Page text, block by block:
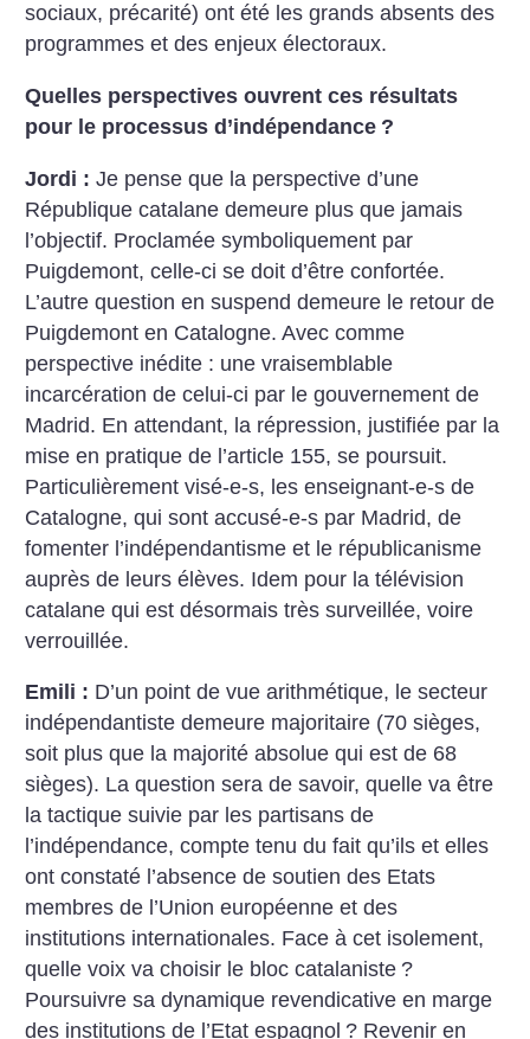
sociaux, précarité) ont été les grands absents des
programmes et des enjeux électoraux.
Quelles perspectives ouvrent ces résultats
pour le processus d’indépendance ?
Jordi : Je pense que la perspective d’une
République catalane demeure plus que jamais
l’objectif. Proclamée symboliquement par
Puigdemont, celle-ci se doit d’être confortée.
L’autre question en suspend demeure le retour de
Puigdemont en Catalogne. Avec comme
perspective inédite : une vraisemblable
incarcération de celui-ci par le gouvernement de
Madrid. En attendant, la répression, justifiée par la
mise en pratique de l’article 155, se poursuit.
Particulièrement visé-e-s, les enseignant-e-s de
Catalogne, qui sont accusé-e-s par Madrid, de
fomenter l’indépendantisme et le républicanisme
auprès de leurs élèves. Idem pour la télévision
catalane qui est désormais très surveillée, voire
verrouillée.
Emili : D’un point de vue arithmétique, le secteur
indépendantiste demeure majoritaire (70 sièges,
soit plus que la majorité absolue qui est de 68
sièges). La question sera de savoir, quelle va être
la tactique suivie par les partisans de
l’indépendance, compte tenu du fait qu’ils et elles
ont constaté l’absence de soutien des Etats
membres de l’Union européenne et des
institutions internationales. Face à cet isolement,
quelle voix va choisir le bloc catalaniste ?
Poursuivre sa dynamique revendicative en marge
des institutions de l’Etat espagnol ? Revenir en